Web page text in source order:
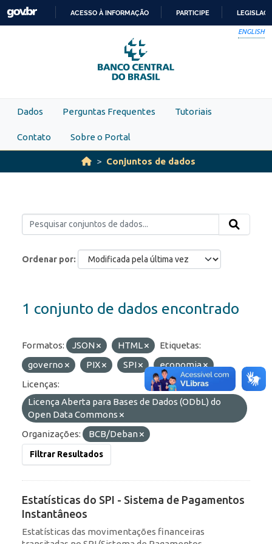
Skip to main content
PARA
O
CONTEÚDO
ACESSO À INFORMAÇÃO PARTICIPE
ENGLISH
Dados Perguntas Frequentes Tutoriais
Contato Sobre o Portal
Conjuntos de dados
Ordenar por
1 conjunto de dados encontrado
Formatos: JSON HTML
Etiquetas:
governo
PIX SPI
economia
Licenças:
Licença Aberta para Bases de Dados (ODbL) do
Open Data Commons
Organizações:
BCB/Deban
Filtrar Resultados
Estatísticas do SPI - Sistema de Pagamentos
Instantâneos
Estatísticas das movimentações financeiras